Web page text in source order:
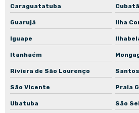
Caraguatatuba
Guarujá Ilha
Iguape
Itanhaém
Riviera de São Lourenço Santos
São Vicente Praia
Ubatuba São